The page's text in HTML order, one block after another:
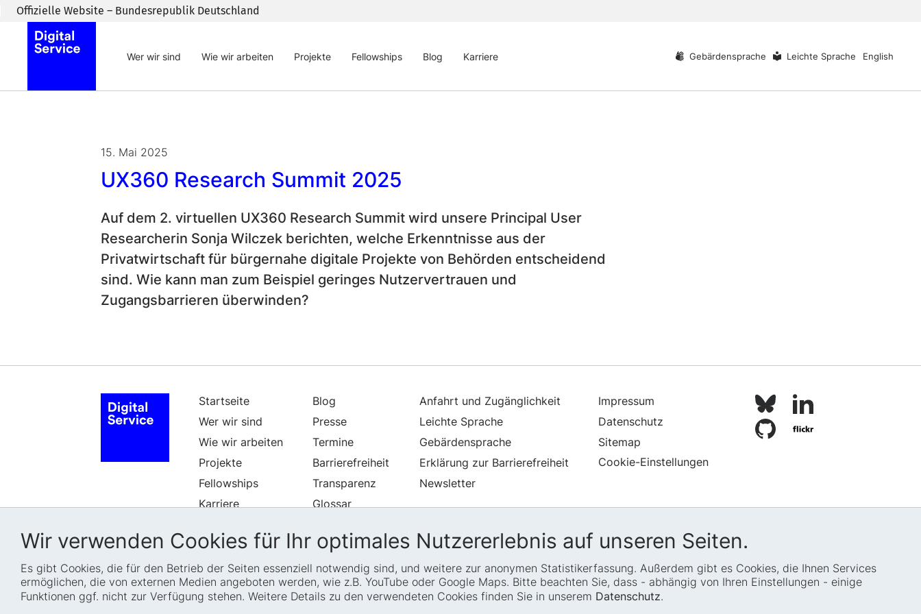
Wir verwenden Cookies für Ihr optimales Nutzererlebnis auf unseren Seiten.
Es gibt Cookies, die für den Betrieb der Seiten essenziell notwendig sind, und weitere zur anonymen Statistikerfassung. Außerdem gibt es Cookies, die Ihnen Services
ermöglichen, die von externen Medien angeboten werden, wie z.B. YouTube oder Google Maps. Bitte beachten Sie, dass - abhängig von Ihren Einstellungen - einige
Funktionen ggf. nicht zur Verfügung stehen. Weitere Details zu den verwendeten Cookies finden Sie in unserem Datenschutz.
Zum Inhaltsbereich wechseln
Offizielle Website – Bundesrepublik Deutschland
Wer wir sind Wie wir arbeiten Projekte Fellowships Blog Karriere Gebärdensprache Leichte Sprache English
15. Mai 2025
UX360 Research Summit 2025
Auf dem 2. virtuellen UX360 Research Summit wird unsere Principal User
Researcherin Sonja Wilczek berichten, welche Erkenntnisse aus der
Privatwirtschaft für bürgernahe digitale Projekte von Behörden entscheidend
sind. Wie kann man zum Beispiel geringes Nutzervertrauen und
Zugangsbarrieren überwinden?
Startseite
Wer wir sind
Wie wir arbeiten
Projekte
Fellowships
Karriere
Blog
Presse
Termine
Barrierefreiheit
Transparenz
Glossar
Anfahrt und Zugänglichkeit
Leichte Sprache
Gebärdensprache
Erklärung zur Barrierefreiheit
Newsletter
Impressum
Datenschutz
Sitemap
Cookie-Einstellungen